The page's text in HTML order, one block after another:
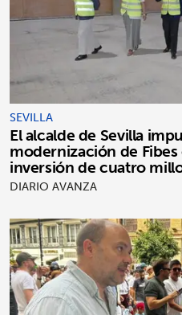
SEVILLA
El alcalde de Sevilla
modernización de
inversión de cuatro
DIARIO AVANZA